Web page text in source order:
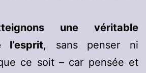
une véritable
, sans penser ni
ce soit – car pensée et